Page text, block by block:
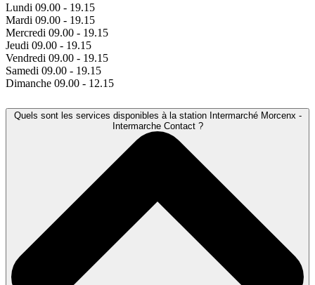
Lundi 09.00 - 19.15
Mardi 09.00 - 19.15
Mercredi 09.00 - 19.15
Jeudi 09.00 - 19.15
Vendredi 09.00 - 19.15
Samedi 09.00 - 19.15
Dimanche 09.00 - 12.15
Quels sont les services disponibles à la station Intermarché Morcenx -
Intermarche Contact ?